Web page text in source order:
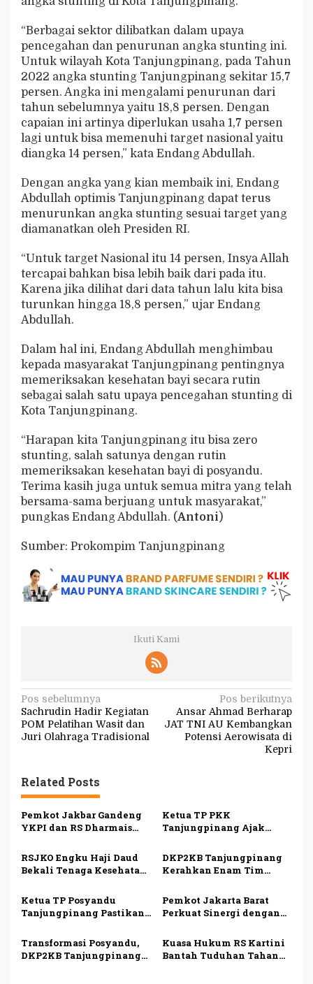
“Berbagai sektor dilibatkan dalam upaya
pencegahan dan penurunan angka stunting ini.
Untuk wilayah Kota Tanjungpinang, pada Tahun
2022 angka stunting Tanjungpinang sekitar 15,7
persen. Angka ini mengalami penurunan dari
tahun sebelumnya yaitu 18,8 persen. Dengan
capaian ini artinya diperlukan usaha 1,7 persen
lagi untuk bisa memenuhi target nasional yaitu
diangka 14 persen,” kata Endang Abdullah.
Dengan angka yang kian membaik ini, Endang
Abdullah optimis Tanjungpinang dapat terus
menurunkan angka stunting sesuai target yang
diamanatkan oleh Presiden RI.
“Untuk target Nasional itu 14 persen, Insya Allah
tercapai bahkan bisa lebih baik dari pada itu.
Karena jika dilihat dari data tahun lalu kita bisa
turunkan hingga 18,8 persen,” ujar Endang
Abdullah.
Dalam hal ini, Endang Abdullah menghimbau
kepada masyarakat Tanjungpinang pentingnya
memeriksakan kesehatan bayi secara rutin
sebagai salah satu upaya pencegahan stunting di
Kota Tanjungpinang.
“Harapan kita Tanjungpinang itu bisa zero
stunting, salah satunya dengan rutin
memeriksakan kesehatan bayi di posyandu.
Terima kasih juga untuk semua mitra yang telah
bersama-sama berjuang untuk masyarakat,”
pungkas Endang Abdullah. (Antoni)
Sumber: Prokompim Tanjungpinang
Ikuti Kami
N
a
v
g
a
s
i
p
o
s
Pos sebelumnya
Sachrudin Hadir Kegiatan
POM Pelatihan Wasit dan
Juri Olahraga Tradisional
Pos berikutnya
Ansar Ahmad Berharap
JAT TNI AU Kembangkan
Potensi Aerowisata di
Kepri
Related Posts
Pemkot Jakbar Gandeng
YKPI dan RS Dharmais
Payudara untuk Kader
PKK
Ketua TP PKK
Tanjungpinang Ajak
Warga Lewat Program
Menyisir
RSJKO Engku Haji Daud
Bekali Tenaga Kesehatan
Tingkatkan Pelayanan
Medis
DKP2KB Tanjungpinang
Kerahkan Enam Tim
Kesehatan Kogabwilhan I
Ketua TP Posyandu
Tanjungpinang Pastikan
Makin Optimal melalui
Penguatan Posyandu
Pemkot Jakarta Barat
Perkuat Sinergi dengan
untuk Tingkatkan
Layanan Kesehatan
Transformasi Posyandu,
DKP2KB Tanjungpinang
Kuasa Hukum RS Kartini
Bantah Tuduhan Tahan